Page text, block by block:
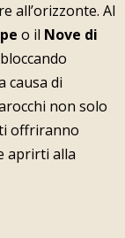
all’orizzonte. Al
o il Nove di
causa di
non solo
offriranno
aprirti alla